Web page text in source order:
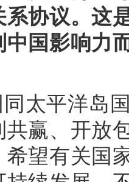
系协议。这
中国影响力
太平洋岛
共赢、开放
希望有关国